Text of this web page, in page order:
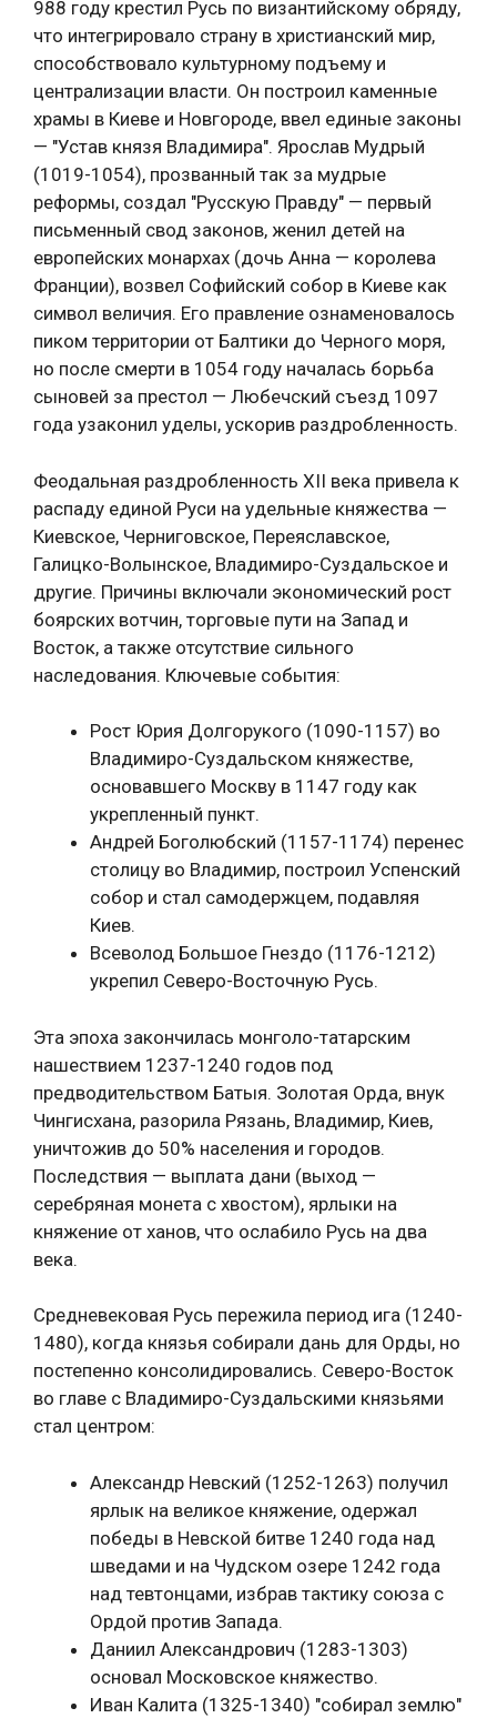
988 году крестил Русь по византийскому обряду,
что интегрировало страну в христианский мир,
способствовало культурному подъему и
централизации власти. Он построил каменные
храмы в Киеве и Новгороде, ввел единые законы
— "Устав князя Владимира". Ярослав Мудрый
(1019-1054), прозванный так за мудрые
реформы, создал "Русскую Правду" — первый
письменный свод законов, женил детей на
европейских монархах (дочь Анна — королева
Франции), возвел Софийский собор в Киеве как
символ величия. Его правление ознаменовалось
пиком территории от Балтики до Черного моря,
но после смерти в 1054 году началась борьба
сыновей за престол — Любечский съезд 1097
года узаконил уделы, ускорив раздробленность.
Феодальная раздробленность XII века привела к
распаду единой Руси на удельные княжества —
Киевское, Черниговское, Переяславское,
Галицко-Волынское, Владимиро-Суздальское и
другие. Причины включали экономический рост
боярских вотчин, торговые пути на Запад и
Восток, а также отсутствие сильного
наследования. Ключевые события:
Рост Юрия Долгорукого (1090-1157) во
Владимиро-Суздальском княжестве,
основавшего Москву в 1147 году как
укрепленный пункт.
Андрей Боголюбский (1157-1174) перенес
столицу во Владимир, построил Успенский
собор и стал самодержцем, подавляя
Киев.
Всеволод Большое Гнездо (1176-1212)
укрепил Северо-Восточную Русь.
Эта эпоха закончилась монголо-татарским
нашествием 1237-1240 годов под
предводительством Батыя. Золотая Орда, внук
Чингисхана, разорила Рязань, Владимир, Киев,
уничтожив до 50% населения и городов.
Последствия — выплата дани (выход —
серебряная монета с хвостом), ярлыки на
княжение от ханов, что ослабило Русь на два
века.
Средневековая Русь пережила период ига (1240-
1480), когда князья собирали дань для Орды, но
постепенно консолидировались. Северо-Восток
во главе с Владимиро-Суздальскими князьями
стал центром:
Александр Невский (1252-1263) получил
ярлык на великое княжение, одержал
победы в Невской битве 1240 года над
шведами и на Чудском озере 1242 года
над тевтонцами, избрав тактику союза с
Ордой против Запада.
Даниил Александрович (1283-1303)
основал Московское княжество.
Иван Калита (1325-1340) "собирал землю"